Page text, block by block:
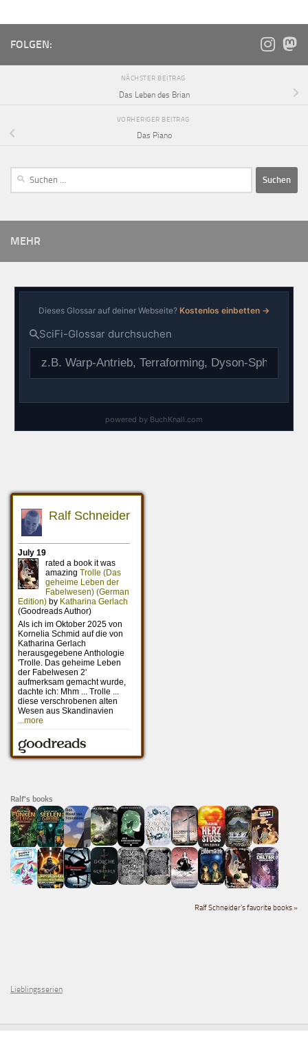
FOLGEN:
NÄCHSTER BEITRAG
Das Leben des Brian
VORHERIGER BEITRAG
Das Piano
MEHR
Ralf's books
Ralf Schneider's favorite books »
Lieblingsserien